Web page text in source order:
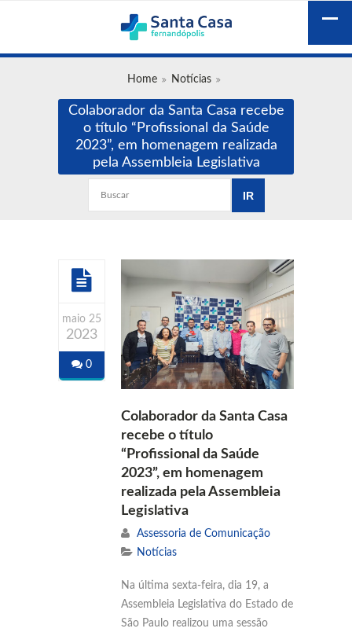
Home Notícias
Colaborador da Santa Casa recebe
o título “Profissional da Saúde
2023”, em homenagem realizada
pela Assembleia Legislativa
maio 25
2023
0
Colaborador da Santa Casa
recebe o título
“Profissional da Saúde
2023”, em homenagem
realizada pela Assembleia
Legislativa
Assessoria de Comunicação
Notícias
Na última sexta-feira, dia 19, a
Assembleia Legislativa do Estado de
São Paulo realizou uma sessão